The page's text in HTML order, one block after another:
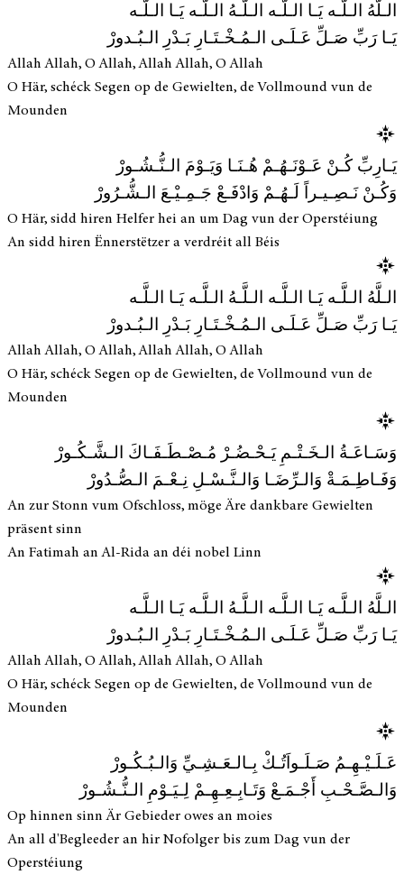
الـلَّهُ الـلَّـه يَـا الـلَّـه الـلَّـهُ الـلَّـه يَـا الـلَّـه
يَـا رَبِّ صَـلِّ عَـلَـى الـمُـخْـتَـارِ بَـدْرِ الـبُـدورْ
Allah Allah, O Allah, Allah Allah, O Allah
O Här, schéck Segen op de Gewielten, de Vollmound vun de
Mounden
يَـارِبِّ كُـنْ عَـوْنَـهُـمْ هُـنَـا وَيَـوْمَ الـنُّـشُـورْ
وَكُـنْ نَـصِـيـراً لَـهُـمْ وَادْفَـعْ جَـمِـيْـعَ الـشُّـرُورْ
O Här, sidd hiren Helfer hei an um Dag vun der Operstéiung
An sidd hiren Ënnerstëtzer a verdréit all Béis
الـلَّهُ الـلَّـه يَـا الـلَّـه الـلَّـهُ الـلَّـه يَـا الـلَّـه
يَـا رَبِّ صَـلِّ عَـلَـى الـمُـخْـتَـارِ بَـدْرِ الـبُـدورْ
Allah Allah, O Allah, Allah Allah, O Allah
O Här, schéck Segen op de Gewielten, de Vollmound vun de
Mounden
وَسَـاعَـةُ الـخَـتْـمِ يَـحْـضُـرْ مُـصْـطَـفَـاكَ الـشَّـكُـورْ
وَفَـاطِـمَـةْ وَالـرِّضَـا وَالـنَّـسْـلِ نِـعْـمَ الـصُّـدُورْ
An zur Stonn vum Ofschloss, möge Äre dankbare Gewielten
präsent sinn
An Fatimah an Al-Rida an déi nobel Linn
الـلَّهُ الـلَّـه يَـا الـلَّـه الـلَّـهُ الـلَّـه يَـا الـلَّـه
يَـا رَبِّ صَـلِّ عَـلَـى الـمُـخْـتَـارِ بَـدْرِ الـبُـدورْ
Allah Allah, O Allah, Allah Allah, O Allah
O Här, schéck Segen op de Gewielten, de Vollmound vun de
Mounden
عَـلَـيْـهِـمُ صَـلَـواَتُـكْ بِـالـعَـشِـيِّ وَالـبُـكُـورْ
وَالـصَّـحْـبِ أَجْـمَـعْ وَتَـابِـعِـهِـمْ لِـيَـوْمِ الـنُّـشُـورْ
Op hinnen sinn Är Gebieder owes an moies
An all d'Begleeder an hir Nofolger bis zum Dag vun der
Operstéiung